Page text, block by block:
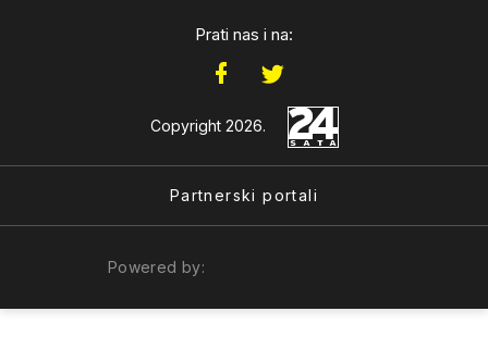
Prati nas i na:
Copyright 2026.
Partnerski portali
Powered by: